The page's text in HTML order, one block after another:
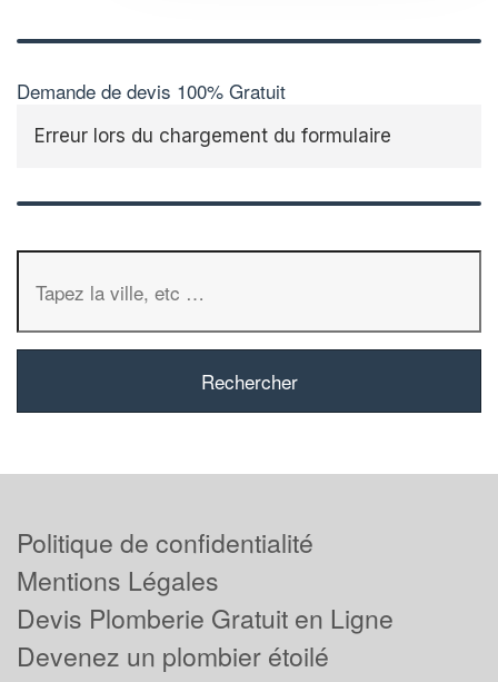
Demande de devis 100% Gratuit
Erreur lors du chargement du formulaire
Politique de confidentialité
Mentions Légales
Devis Plomberie Gratuit en Ligne
Devenez un plombier étoilé